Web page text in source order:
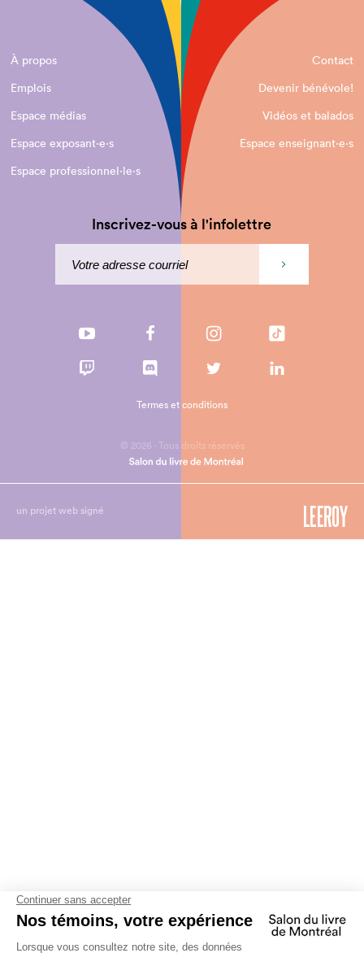
À propos
Contact
Emplois
Devenir bénévole!
Espace médias
Vidéos et balados
Espace exposant·e⋅s
Espace enseignant·e⋅s
Espace professionnel·le⋅s
Inscrivez-vous à l'infolettre
© 2026 - Tous droits réservés
Termes et conditions
un projet web signé